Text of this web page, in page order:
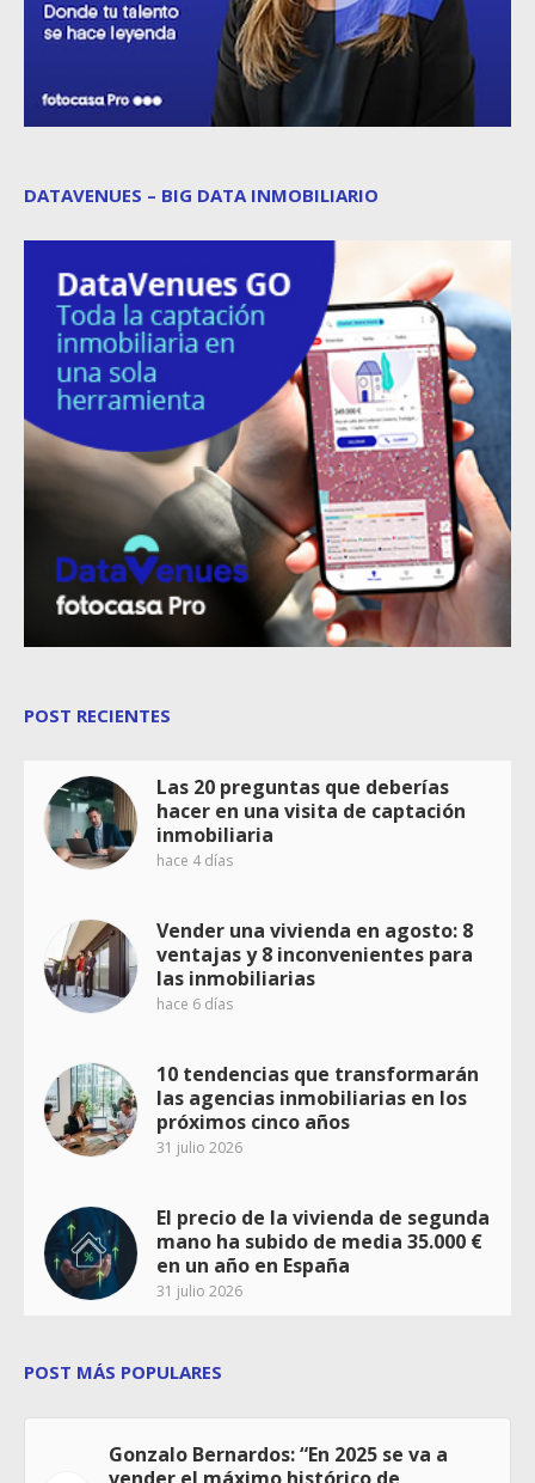
DATAVENUES – BIG DATA INMOBILIARIO
POST RECIENTES
Las 20 preguntas que deberías
hacer en una visita de captación
inmobiliaria
hace 4 días
Vender una vivienda en agosto: 8
ventajas y 8 inconvenientes para
las inmobiliarias
hace 6 días
10 tendencias que transformarán
las agencias inmobiliarias en los
próximos cinco años
31 julio 2026
El precio de la vivienda de segunda
mano ha subido de media 35.000 €
en un año en España
31 julio 2026
POST MÁS POPULARES
Gonzalo Bernardos: “En 2025 se va a